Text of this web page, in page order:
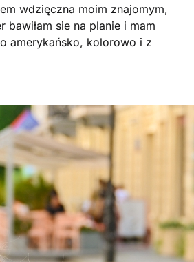
wdzięczna moim znajomym,
sie na planie i mam
amerykańsko, kolorowo i z